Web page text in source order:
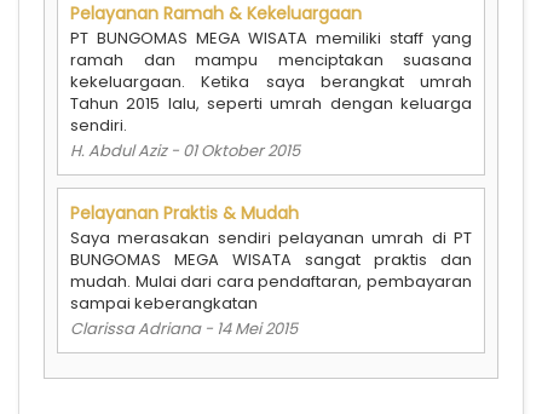
Pelayanan Ramah & Kekeluargaan
PT BUNGOMAS MEGA WISATA memiliki staff yang
ramah dan mampu menciptakan suasana
kekeluargaan. Ketika saya berangkat umrah
Tahun 2015 lalu, seperti umrah dengan keluarga
sendiri.
H. Abdul Aziz - 01 Oktober 2015
Pelayanan Praktis & Mudah
Saya merasakan sendiri pelayanan umrah di PT
BUNGOMAS MEGA WISATA sangat praktis dan
mudah. Mulai dari cara pendaftaran, pembayaran
sampai keberangkatan
Clarissa Adriana - 14 Mei 2015